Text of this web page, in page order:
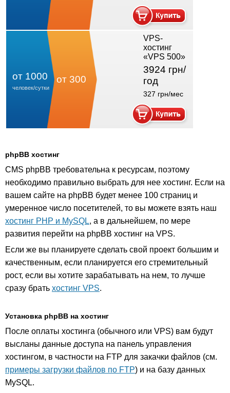
от 1000
человек/сутки
от 300
VPS-
хостинг
«VPS 500»
3924 грн/
год
327 грн/мес
phpBB хостинг
CMS phpBB требовательна к ресурсам, поэтому
необходимо правильно выбрать для нее хостинг. Если на
вашем сайте на phpBB будет менее 100 страниц и
умеренное число посетителей, то вы можете взять наш
хостинг PHP и MySQL, а в дальнейшем, по мере
развития перейти на phpBB хостинг на VPS.
Если же вы планируете сделать свой проект большим и
качественным, если планируется его стремительный
рост, если вы хотите зарабатывать на нем, то лучше
сразу брать хостинг VPS.
Установка phpBB на хостинг
После оплаты хостинга (обычного или VPS) вам будут
высланы данные доступа на панель управления
хостингом, в частности на FTP для закачки файлов (см.
примеры загрузки файлов по FTP) и на базу данных
MySQL.